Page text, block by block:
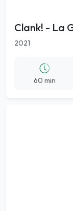
Clank! - La
2021
60 min